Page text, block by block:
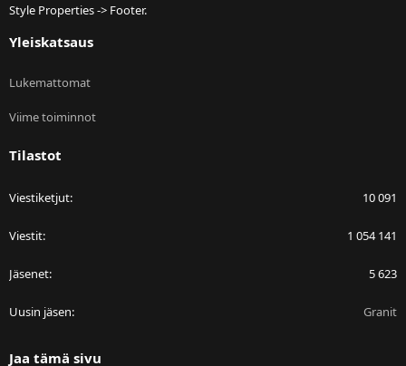
Style Properties -> Footer.
Yleiskatsaus
Lukemattomat
Viime toiminnot
Tilastot
Viestiketjut 10 091
Viestit 1 054 141
Jäsenet 5 623
Uusin jäsen Granit
Jaa tämä sivu